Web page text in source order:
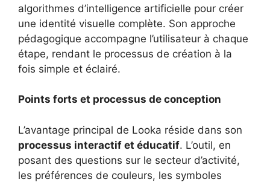
algorithmes d’intelligence artificielle pour créer
une identité visuelle complète. Son approche
pédagogique accompagne l’utilisateur à chaque
étape, rendant le processus de création à la
fois simple et éclairé.
Points forts et processus de conception
L’avantage principal de Looka réside dans son
processus interactif et éducatif. L’outil, en
posant des questions sur le secteur d’activité,
les préférences de couleurs, les symboles